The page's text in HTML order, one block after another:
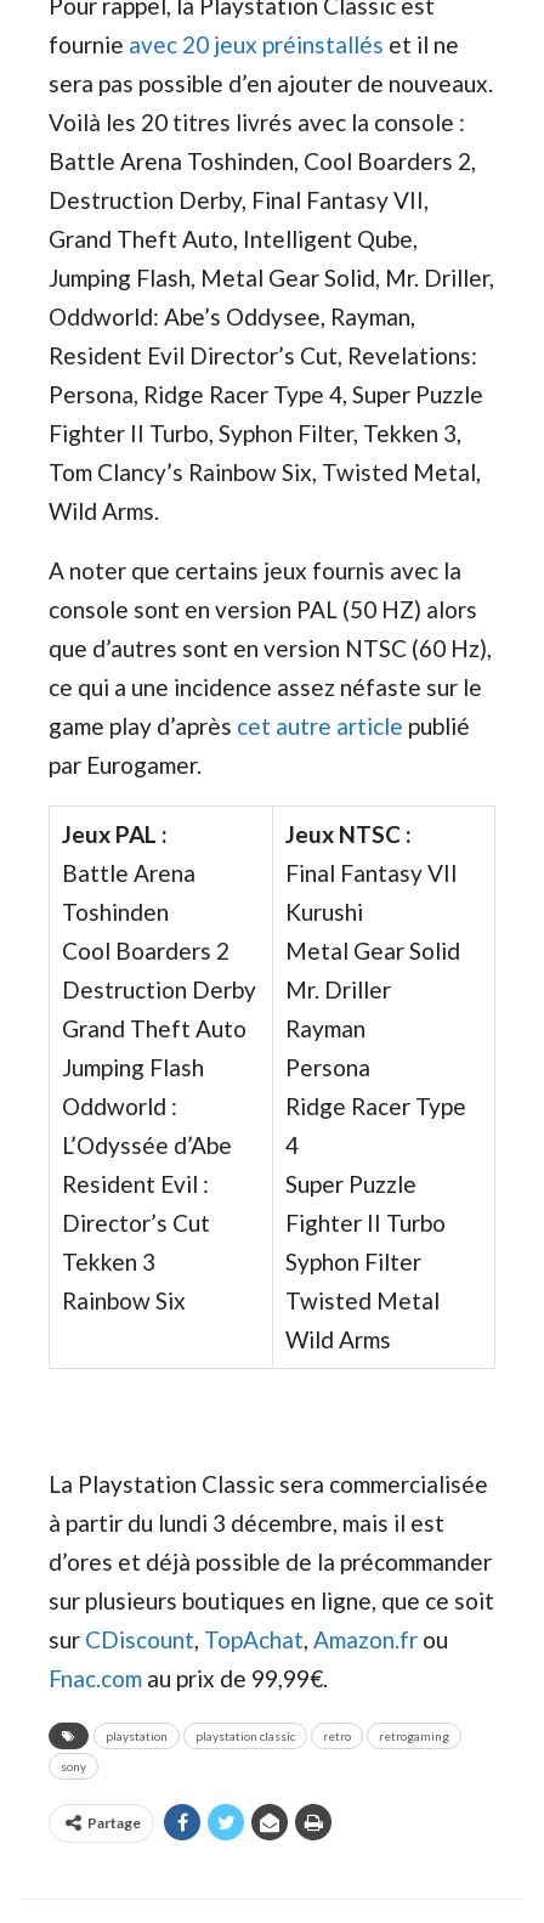
fournie avec 20 jeux préinstallés et il ne
sera pas possible d’en ajouter de nouveaux.
Voilà les 20 titres livrés avec la console :
Battle Arena Toshinden, Cool Boarders 2,
Destruction Derby, Final Fantasy VII,
Grand Theft Auto, Intelligent Qube,
Jumping Flash, Metal Gear Solid, Mr. Driller,
Oddworld: Abe’s Oddysee, Rayman,
Resident Evil Director’s Cut, Revelations:
Persona, Ridge Racer Type 4, Super Puzzle
Fighter II Turbo, Syphon Filter, Tekken 3,
Tom Clancy’s Rainbow Six, Twisted Metal,
Wild Arms.
A noter que certains jeux fournis avec la
console sont en version PAL (50 HZ) alors
que d’autres sont en version NTSC (60 Hz),
ce qui a une incidence assez néfaste sur le
game play d’après cet autre article publié
par Eurogamer.
Jeux PAL :
Battle Arena
Toshinden
Cool Boarders 2
Destruction Derby
Grand Theft Auto
Jumping Flash
Oddworld :
L’Odyssée d’Abe
Resident Evil :
Director’s Cut
Tekken 3
Rainbow Six
Jeux NTSC :
Final Fantasy VII
Kurushi
Metal Gear Solid
Mr. Driller
Rayman
Persona
Ridge Racer Type
4
Super Puzzle
Fighter II Turbo
Syphon Filter
Twisted Metal
Wild Arms
La Playstation Classic sera commercialisée
à partir du lundi 3 décembre, mais il est
d’ores et déjà possible de la précommander
sur plusieurs boutiques en ligne, que ce soit
sur CDiscount, TopAchat, Amazon.fr ou
Fnac.com au prix de 99,99€.
playstation playstation classic retro retrogaming
sony
Partage